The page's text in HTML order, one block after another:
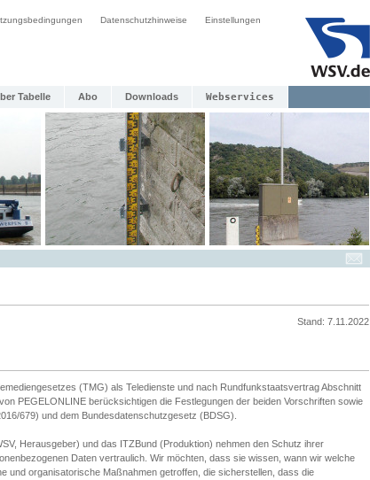
Datenschutzhinweise Einstellungen
Tabelle Abo Downloads Webservices
Stand: 7.11.2022
(TMG) als Teledienste und nach Rundfunkstaatsvertrag Abschnitt
PEGELONLINE berücksichtigen die Festlegungen der beiden Vorschriften sowie
679) und dem Bundesdatenschutzgesetz (BDSG).
Herausgeber) und das ITZBund (Produktion) nehmen den Schutz ihrer
Daten vertraulich. Wir möchten, dass sie wissen, wann wir welche
und organisatorische Maßnahmen getroffen, die sicherstellen, dass die